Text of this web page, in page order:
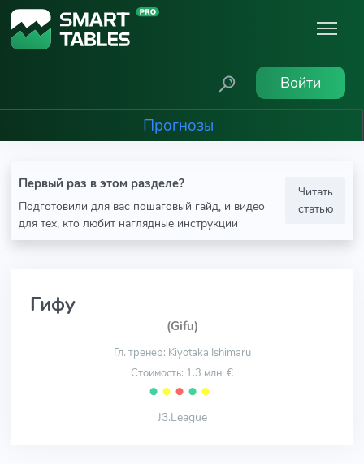
Войти
Прогнозы
Первый раз в этом разделе?
Подготовили для вас пошаговый гайд, и видео
для тех, кто любит наглядные инструкции
Читать
статью
Гифу
(Gifu)
Гл. тренер: Kiyotaka Ishimaru
Стоимость: 1.3 млн. €
⬤ ⬤ ⬤ ⬤ ⬤
J3.League